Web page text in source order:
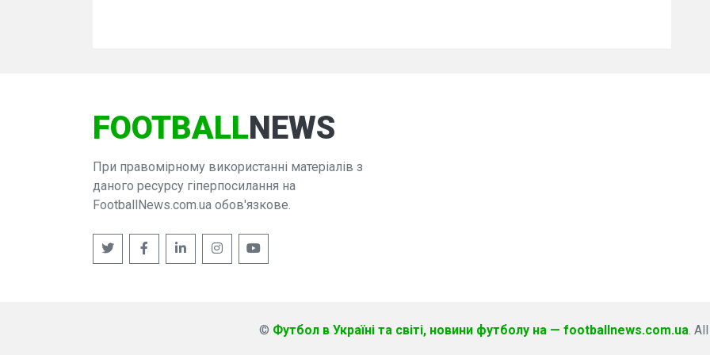
FOOTBALLNEWS
При правомірному використанні матеріалів з
даного ресурсу гіперпосилання на
FootballNews.com.ua обов'язкове.
© Футбол в Україні та світі, новини футболу на — footballnews.com.ua.